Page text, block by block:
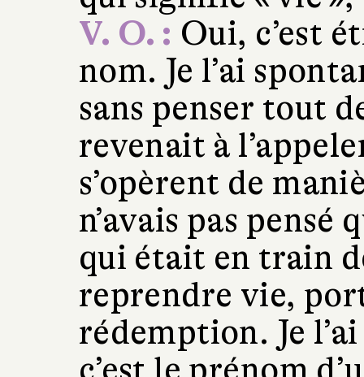
V. O. : Oui, c’est
nom. Je l’ai
sans penser tout
revenait à
s’opèrent de
n’avais pas pensé
qui était en train
reprendre vie,
rédemption. Je